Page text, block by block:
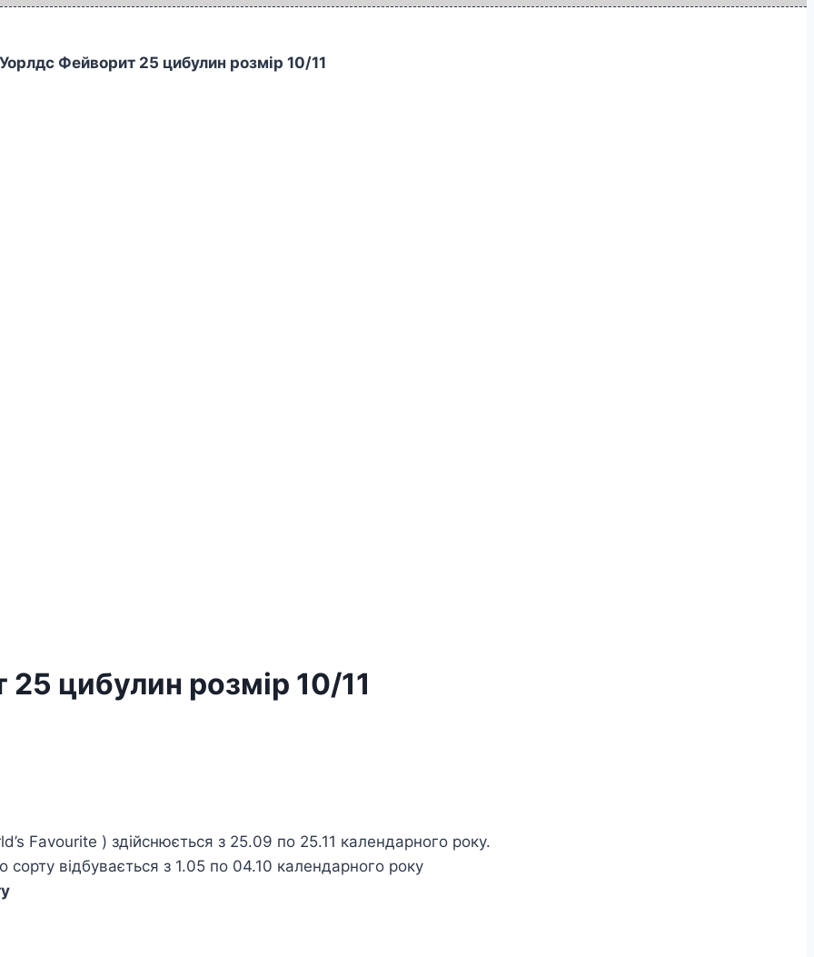
Фейворит 25 цибулин розмір 10/11
цибулин розмір 10/11
Favourite ) здійснюється з 25.09 по 25.11 календарного року.
відбувається з 1.05 по 04.10 календарного року